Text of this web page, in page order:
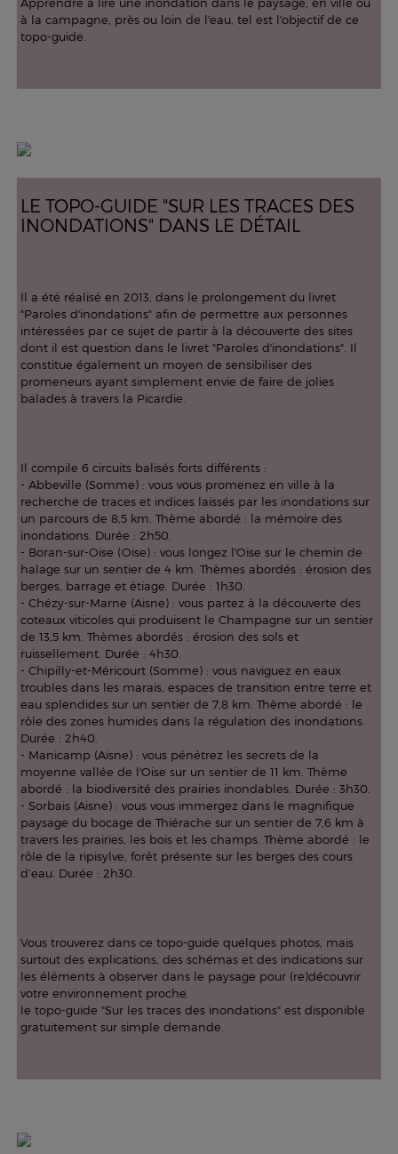
à la campagne, près ou loin de l'eau, tel est l'objectif de ce
topo-guide.
LE TOPO-GUIDE "SUR LES TRACES DES
INONDATIONS" DANS LE DÉTAIL
Il a été réalisé en 2013, dans le prolongement du livret
"Paroles d'inondations" afin de permettre aux personnes
intéressées par ce sujet de partir à la découverte des sites
dont il est question dans le livret "Paroles d'inondations". Il
constitue également un moyen de sensibiliser des
promeneurs ayant simplement envie de faire de jolies
balades à travers la Picardie.
Il compile 6 circuits balisés forts différents :
- Abbeville (Somme) : vous vous promenez en ville à la
recherche de traces et indices laissés par les inondations sur
un parcours de 8,5 km. Thème abordé : la mémoire des
inondations. Durée : 2h50.
- Boran-sur-Oise (Oise) : vous longez l'Oise sur le chemin de
halage sur un sentier de 4 km. Thèmes abordés : érosion des
berges, barrage et étiage. Durée : 1h30.
- Chézy-sur-Marne (Aisne) : vous partez à la découverte des
coteaux viticoles qui produisent le Champagne sur un sentier
de 13,5 km. Thèmes abordés : érosion des sols et
ruissellement. Durée : 4h30.
- Chipilly-et-Méricourt (Somme) : vous naviguez en eaux
troubles dans les marais, espaces de transition entre terre et
eau splendides sur un sentier de 7,8 km. Thème abordé : le
rôle des zones humides dans la régulation des inondations.
Durée : 2h40.
- Manicamp (Aisne) : vous pénétrez les secrets de la
moyenne vallée de l'Oise sur un sentier de 11 km. Thème
abordé : la biodiversité des prairies inondables. Durée : 3h30.
- Sorbais (Aisne) : vous vous immergez dans le magnifique
paysage du bocage de Thiérache sur un sentier de 7,6 km à
travers les prairies, les bois et les champs. Thème abordé : le
rôle de la ripisylve, forêt présente sur les berges des cours
d’eau. Durée : 2h30.
Vous trouverez dans ce topo-guide quelques photos, mais
surtout des explications, des schémas et des indications sur
les éléments à observer dans le paysage pour (re)découvrir
votre environnement proche.
le topo-guide "Sur les traces des inondations" est disponible
gratuitement sur simple demande.